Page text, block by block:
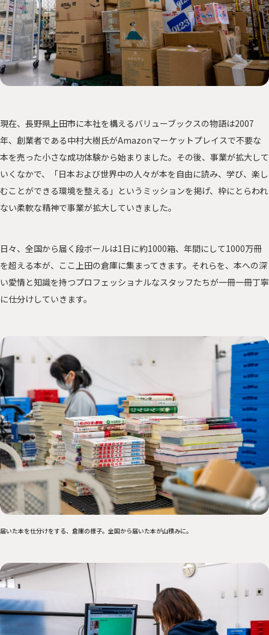
現在、長野県上田市に本社を構えるバリューブックスの物語は2007
年、創業者である中村大樹氏がAmazonマーケットプレイスで不要な
本を売った小さな成功体験から始まりました。その後、事業が拡大して
いくなかで、「日本および世界中の人々が本を自由に読み、学び、楽し
むことができる環境を整える」というミッションを掲げ、枠にとらわれ
ない柔軟な精神で事業が拡大していきました。
日々、全国から届く段ボールは1日に約1000箱、年間にして1000万冊
を超える本が、ここ上田の倉庫に集まってきます。それらを、本への深
い愛情と知識を持つプロフェッショナルなスタッフたちが一冊一冊丁寧
に仕分けしていきます。
届いた本を仕分けをする、倉庫の様子。全国から届いた本が山積みに。